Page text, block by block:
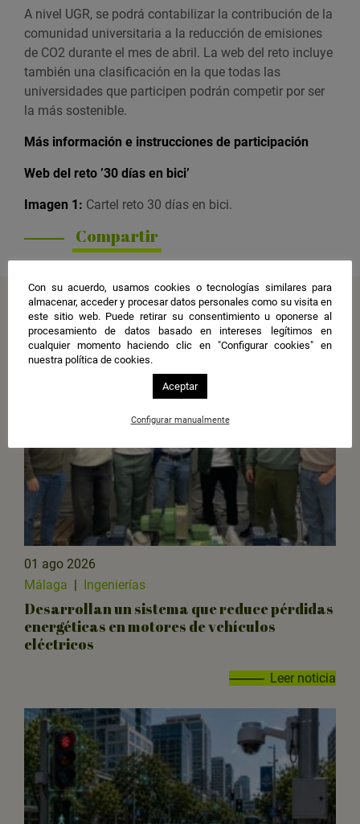
A nivel UGR, se podrá contabilizar la contribución de la
comunidad universitaria a la reducción de emisiones
de CO2 durante el mes de abril. La web del reto incluye
también una clasificación en la que todas las
universidades que participen podrán competir por ser
la más sostenible.
Más información e instrucciones de participación
Web del reto ’30 días en bici’
Imagen 1: Cartel reto 30 días en bici.
Compartir
Más noticias
01 ago 2026
Málaga | Ingenierías
Desarrollan un sistema que reduce pérdidas
energéticas en motores de vehículos
eléctricos
Leer noticia
Con su acuerdo, usamos cookies o tecnologías similares para
almacenar, acceder y procesar datos personales como su visita en
este sitio web. Puede retirar su consentimiento u oponerse al
procesamiento de datos basado en intereses legítimos en
cualquier momento haciendo clic en "Configurar cookies" en
nuestra política de cookies.
Aceptar
Configurar manualmente